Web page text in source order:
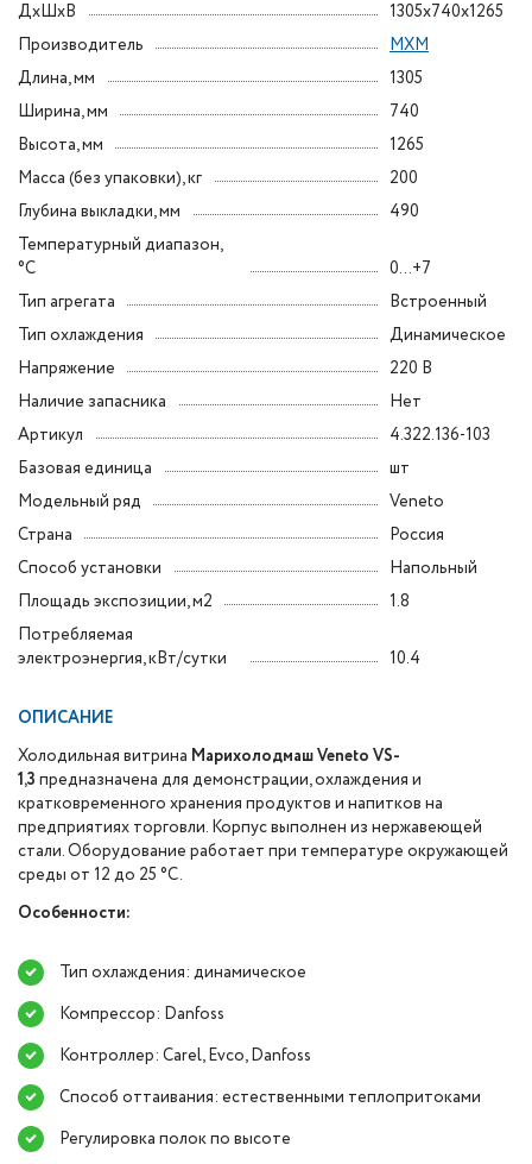
ДxШxВ
1305x740x1265
Производитель
МХМ
Длина, мм
1305
Ширина, мм
740
Высота, мм
1265
Масса (без упаковки), кг
200
Глубина выкладки, мм
490
Температурный диапазон,
°C
0...+7
Тип агрегата
Встроенный
Тип охлаждения
Динамическое
Напряжение
220 В
Наличие запасника
Нет
Артикул
4.322.136-103
Базовая единица
шт
Модельный ряд
Veneto
Страна
Россия
Способ установки
Напольный
Площадь экспозиции, м2
1.8
Потребляемая
электроэнергия, кВт/сутки
10.4
ОПИСАНИЕ
Холодильная витрина Марихолодмаш Veneto VS-
1,3 предназначена для демонстрации, охлаждения и
кратковременного хранения продуктов и напитков на
предприятиях торговли. Корпус выполнен из нержавеющей
стали. Оборудование работает при температуре окружающей
среды от 12 до 25 °С.
Особенности:
Тип охлаждения: динамическое
Компрессор: Danfoss
Контроллер: Carel, Evco, Danfoss
Способ оттаивания: естественными теплопритоками
Регулировка полок по высоте